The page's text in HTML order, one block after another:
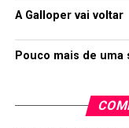
A Galloper vai voltar
Pouco mais de uma